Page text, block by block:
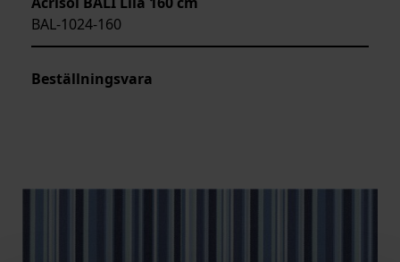
BAL-1024-160
Beställningsvara